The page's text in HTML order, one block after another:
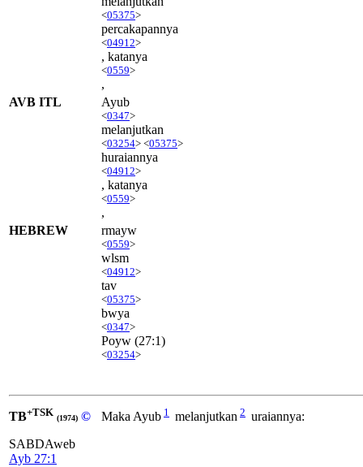
<05375>
percakapannya
<04912>
, katanya
<0559>
,
AVB ITL
Ayub
<0347>
melanjutkan
<03254> <05375>
huraiannya
<04912>
, katanya
<0559>
,
HEBREW
rmayw
<0559>
wlsm
<04912>
tav
<05375>
bwya
<0347>
Poyw (27:1)
<03254>
TB+TSK (1974) ©
SABDAweb
Ayb 27:1
Maka Ayub 1 melanjutkan 2 uraiannya: